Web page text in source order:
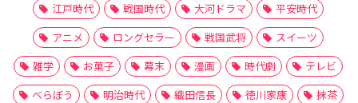
江戸時代 戦国時代 大河ドラマ
平安時代
アニメ
ロングセラー 戦国武将
スイーツ
雑学
お菓子 幕末 漫画 時代劇
テレビ
べらぼう
明治時代 織田信長 徳川家康
抹茶